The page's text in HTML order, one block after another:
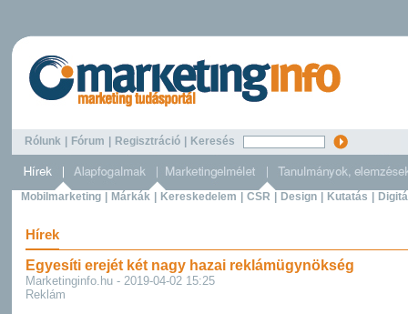
Rólunk Fórum Regisztráció Keresés
Mobilmarketing Márkák Kereskedelem CSR Design Kutatás
Hírek
Egyesíti erejét két nagy hazai reklámügynökség
Marketinginfo.hu - 2019-04-02 15:25
Reklám